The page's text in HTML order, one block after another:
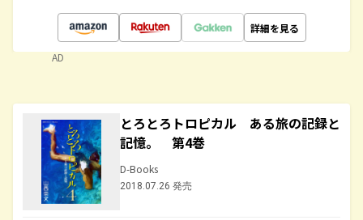
詳細を見る
AD
とろとろトロピカル ある旅の記録と
記憶。 第4巻
D-Books
2018.07.26 発売